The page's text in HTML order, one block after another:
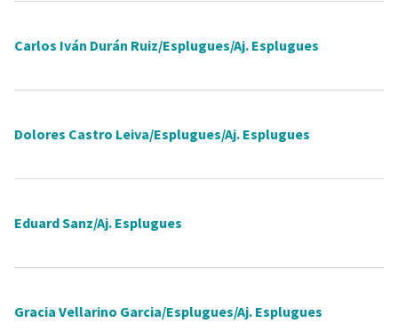
Carlos Iván Durán Ruiz/Esplugues/Aj. Esplugues
Dolores Castro Leiva/Esplugues/Aj. Esplugues
Eduard Sanz/Aj. Esplugues
Gracia Vellarino Garcia/Esplugues/Aj. Esplugues